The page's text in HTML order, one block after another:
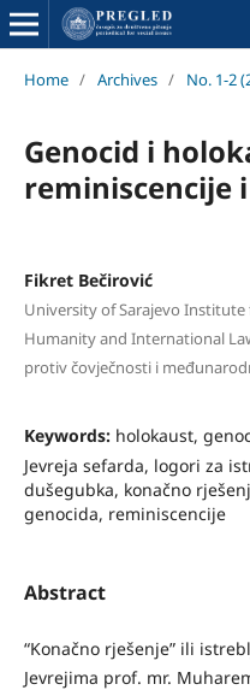
Home / Archives / No. 1-2
Genocid i
reminiscencije
Fikret Bečirović
University of Sarajevo Institute
Humanity and International
protiv čovječnosti i
Keywords: holokaust,
Jevreja sefarda, logori za
dušegubka, konačno
genocida, reminiscencije
Abstract
“Konačno rješenje” ili
Jevrejima prof. mr.